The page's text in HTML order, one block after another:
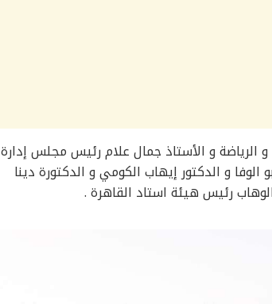
الرياضة و الأستاذ جمال علام رئيس مجلس إدارة
و الدكتور إيهاب الكومي و الدكتورة دينا
رئيس هيئة استاد القاهرة .